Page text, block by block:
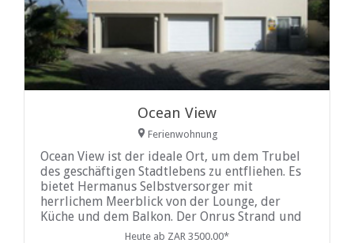
Ocean View
Ferienwohnung
Ocean View ist der ideale Ort, um dem Trubel
des geschäftigen Stadtlebens zu entfliehen. Es
bietet Hermanus Selbstversorger mit
herrlichem Meerblick von der Lounge, der
Küche und dem Balkon. Der Onrus Strand und
die Lagune sind nur eine kurze Autofahrt
Heute ab ZAR 3500.00*